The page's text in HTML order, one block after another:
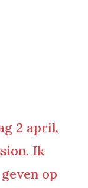
2 april,
Ik
op